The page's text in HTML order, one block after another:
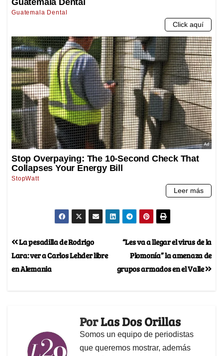
“Les va a llegar el virus de la
Plomonía” la amenaza de
grupos armados en el Valle
La pesadilla de Rodrigo
Lara: ver a Carlos Lehder libre
en Alemania
PorLas Dos Orillas
Somos un equipo de periodistas
que queremos mostrar, además